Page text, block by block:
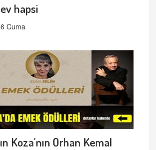
hapsi
Cuma
Koza'nın Orhan Kemal